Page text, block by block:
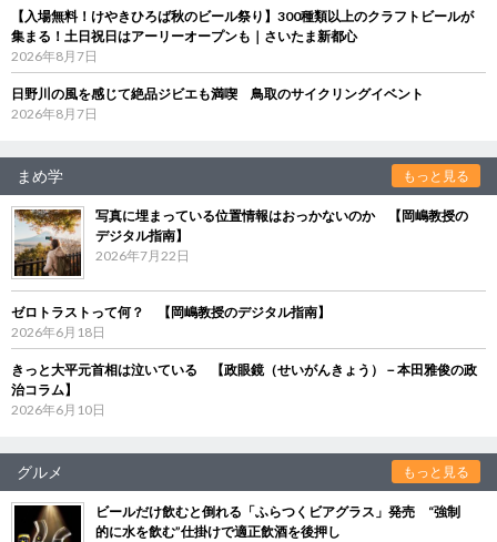
【入場無料！けやきひろば秋のビール祭り】300種類以上のクラフトビールが
集まる！土日祝日はアーリーオープンも｜さいたま新都心
2026年8月7日
日野川の風を感じて絶品ジビエも満喫 鳥取のサイクリングイベント
2026年8月7日
まめ学 もっと見る
写真に埋まっている位置情報はおっかないのか 【岡嶋教授の
デジタル指南】
2026年7月22日
ゼロトラストって何？ 【岡嶋教授のデジタル指南】
2026年6月18日
きっと大平元首相は泣いている 【政眼鏡（せいがんきょう）－本田雅俊の政
治コラム】
2026年6月10日
グルメ もっと見る
ビールだけ飲むと倒れる「ふらつくビアグラス」発売 “強制
的に水を飲む”仕掛けで適正飲酒を後押し